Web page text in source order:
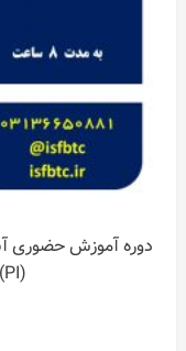
دوره آموزش حضوری
(PI) در بازرگانی بین‌الملل